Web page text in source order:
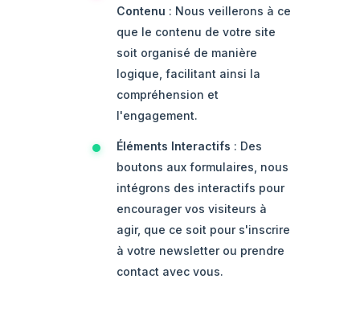
Contenu : Nous veillerons à ce
que le contenu de votre site
soit organisé de manière
logique, facilitant ainsi la
compréhension et
l'engagement.
Éléments Interactifs : Des
boutons aux formulaires, nous
intégrons des interactifs pour
encourager vos visiteurs à
agir, que ce soit pour s'inscrire
à votre newsletter ou prendre
contact avec vous.